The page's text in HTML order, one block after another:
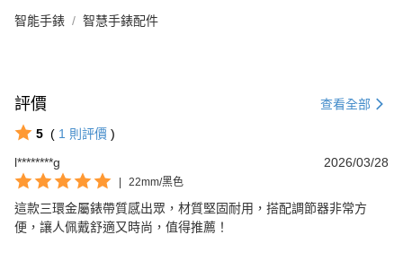
智能手錶 智慧手錶配件
評價 查看全部
5 ( 1 則評價 )
l********g
2026/03/28
22mm/黑色
這款三環金屬錶帶質感出眾，材質堅固耐用，搭配調節器非常方
便，讓人佩戴舒適又時尚，值得推薦！